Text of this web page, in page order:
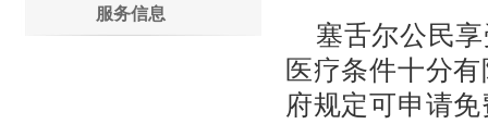
服务信息
塞舌尔公民
医疗条件十分
府规定可申请